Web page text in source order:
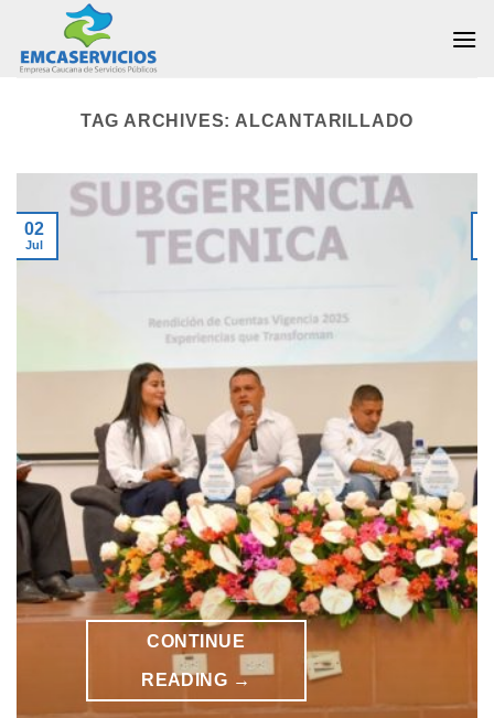
content
TAG ARCHIVES: ALCANTARILLADO
CONTINUE
READING →
02
Jul